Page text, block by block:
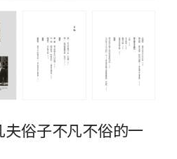
俗子不凡不俗的一